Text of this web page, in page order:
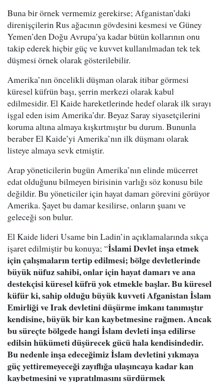
Buna bir örnek vermemiz gerekirse; Afganistan’daki
direnişçilerin Rus ağacının gövdesini kesmesi ve Güney
Yemen’den Doğu Avrupa’ya kadar bütün kollarının onu
takip ederek hiçbir güç ve kuvvet kullanılmadan tek tek
düşmesi örnek olarak gösterilebilir.
Amerika’nın öncelikli düşman olarak itibar görmesi
küresel küfrün başı, şerrin merkezi olarak kabul
edilmesidir. El Kaide hareketlerinde hedef olarak ilk sırayı
işgal eden isim Amerika’dır. Beyaz Saray siyasetçilerini
koruma altına almaya kışkırtmıştır bu durum. Bununla
beraber El Kaide’yi Amerika’nın ilk düşmanı olarak
listeye almaya sevk etmiştir.
Arap yöneticilerin bugün Amerika’nın elinde mücerret
edat olduğunu bilmeyen birisinin varlığı söz konusu bile
değildir. Bu yöneticiler için hayat damarı görevini görüyor
Amerika. Şayet bu damar kesilirse, onların şuanı ve
geleceği son bulur.
El Kaide lideri Usame bin Ladin’in açıklamalarında sıkça
işaret edilmiştir bu konuya; “İslami Devlet inşa etmek
için çalışmaların tertip edilmesi; bölge devletlerinde
büyük nüfuz sahibi, onlar için hayat damarı ve ana
destekçisi küresel küfrü yok etmekle başlar. Bu küresel
küfür ki, sahip olduğu büyük kuvveti Afganistan İslam
Emirliği ve Irak devletini düşürme imkanı tanımıştır
kendisine, büyük bir kan kaybetmesine rağmen. Ancak
bu süreçte bölgede hangi İslam devleti inşa edilirse
edilsin hükümeti düşürecek gücü hala kendisindedir.
Bu nedenle inşa edeceğimiz İslam devletini yıkmaya
güç yettiremeyeceği zayıflığa ulaşıncaya kadar kan
kaybetmesini ve yıpratılmasını sürdürmek